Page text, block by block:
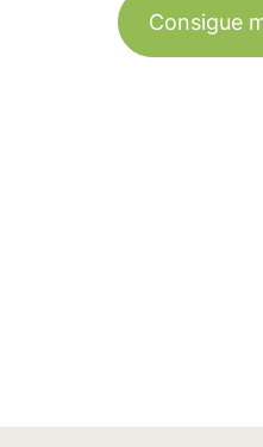
Consigue